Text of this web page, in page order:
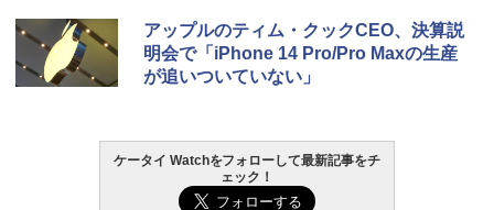
アップルのティム・クックCEO、決算説
明会で「iPhone 14 Pro/Pro Maxの生産
が追いついていない」
ケータイ Watchをフォローして最新記事をチ
ェック！